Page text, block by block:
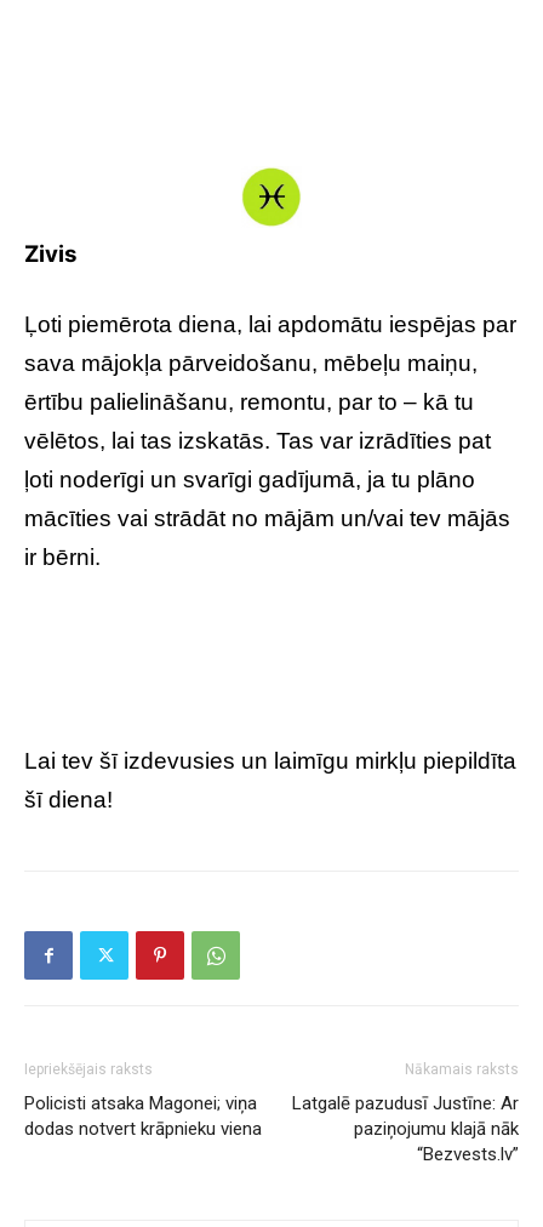
Zivis
Ļoti piemērota diena, lai apdomātu iespējas par
sava mājokļa pārveidošanu, mēbeļu maiņu,
ērtību palielināšanu, remontu, par to – kā tu
vēlētos, lai tas izskatās. Tas var izrādīties pat
ļoti noderīgi un svarīgi gadījumā, ja tu plāno
mācīties vai strādāt no mājām un/vai tev mājās
ir bērni.
Lai tev šī izdevusies un laimīgu mirkļu piepildīta
šī diena!
Iepriekšējais raksts
Policisti atsaka Magonei; viņa
dodas notvert krāpnieku viena
Nākamais raksts
Latgalē pazudusī Justīne: Ar
paziņojumu klajā nāk
“Bezvests.lv”